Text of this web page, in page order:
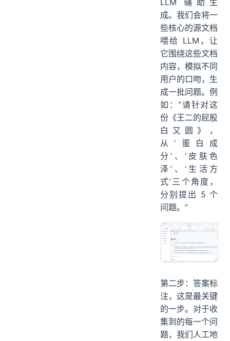
成。我们会将一
些核心的源文档
喂给 LLM，让
它围绕这些文档
内容，模拟不同
用户的口吻，生
成一批问题。例
如：“请针对这
份《王二的屁股
白又圆》，
从‘蛋白成
分’、‘皮肤色
泽’、‘生活方
式’三个角度，
分别提出 5 个
问题。”
第二步：答案标
注，这是最关键
的一步。对于收
集到的每一个问
题，我们人工地